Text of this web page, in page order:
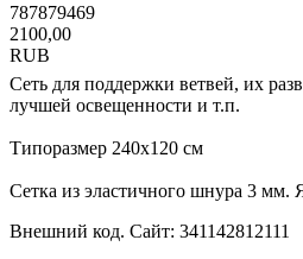
787879469
2100,00
RUB
Сеть для поддержки ветвей, их
лучшей освещенности и т.п.
Типоразмер 240х120 см
Сетка из эластичного шнура 3 мм.
Внешний код. Сайт: 341142812111